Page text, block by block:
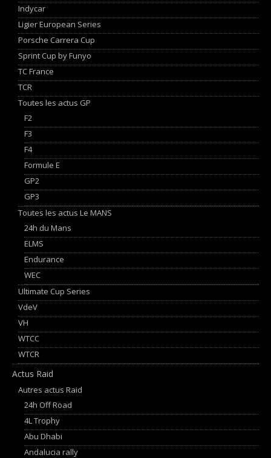
Indycar
Ligier European Series
Porsche Carrera Cup
Sprint Cup by Funyo
TC France
TCR
Toutes les actus GP
F2
F3
F4
Formule E
GP2
GP3
Toutes les actus Le MANS
24h du Mans
ELMS
Endurance
WEC
Ultimate Cup Series
VdeV
VH
WTCC
WTCR
Actus Raid
Autres actus Raid
24h Off Road
4L Trophy
Abu Dhabi
Andalucia rally